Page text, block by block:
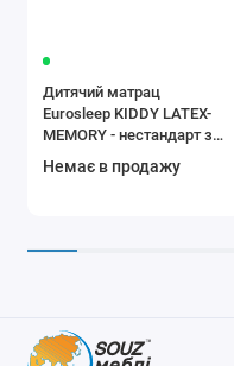
Дитячий матрац
Eurosleep KIDDY LATEX-
MEMORY - нестандарт за
м.кв
Немає в продажу